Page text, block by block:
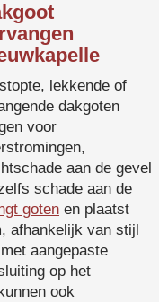
lekkende of
dakgoten
voor
aan de gevel
schade aan de
goten en plaatst
afhankelijk van stijl
aangepaste
op het
ook